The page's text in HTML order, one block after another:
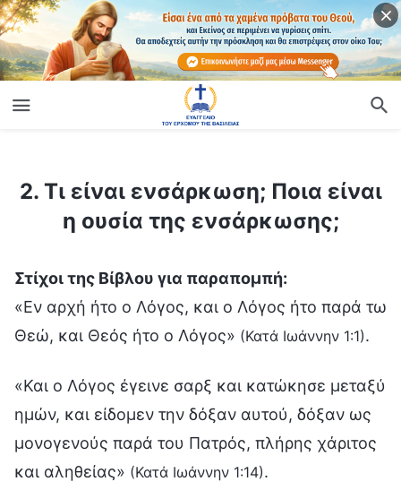
2. Τι είναι ενσάρκωση; Ποια είναι
η ουσία της ενσάρκωσης;
Στίχοι της Βίβλου για παραπομπή:
«Εν αρχή ήτο ο Λόγος, και ο Λόγος ήτο παρά τω
Θεώ, και Θεός ήτο ο Λόγος» (Κατά Ιωάννην 1:1).
«Και ο Λόγος έγεινε σαρξ και κατώκησε μεταξύ
ημών, και είδομεν την δόξαν αυτού, δόξαν ως
μονογενούς παρά του Πατρός, πλήρης χάριτος
και αληθείας» (Κατά Ιωάννην 1:14).